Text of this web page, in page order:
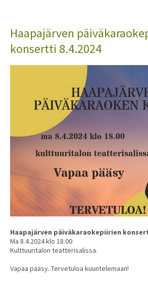
Haapajärven
konsertti 8.4.2024
Haapajärven päiväkaraokepiirien
Ma 8.4.2024 klo 18.00
Kulttuuritalon teatterisalissa.
Vapaa pääsy. Tervetuloa kuuntelemaan!